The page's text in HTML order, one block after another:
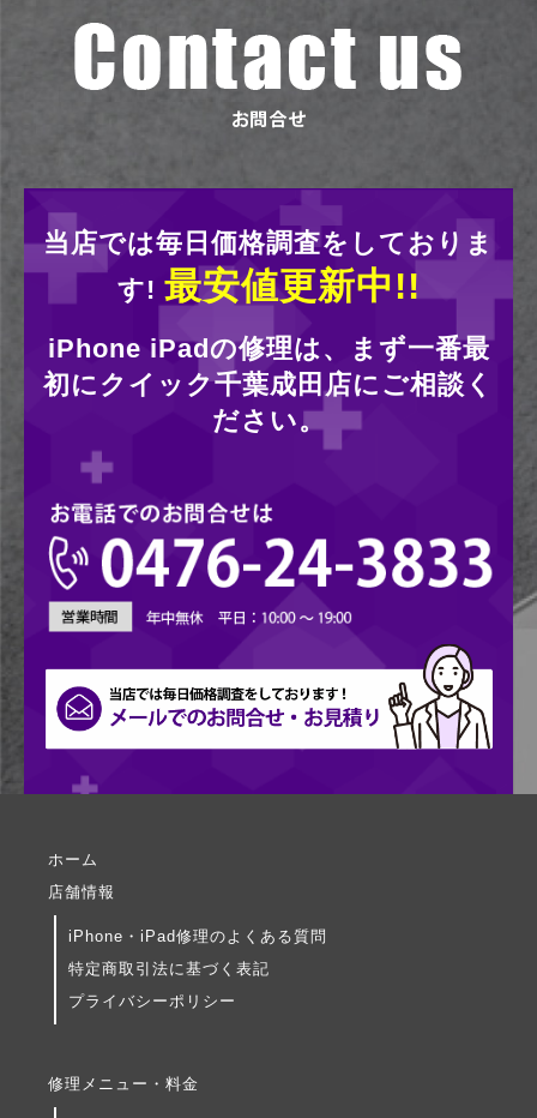
当店では毎日価格調査をしておりま
す! 最安値更新中!!
iPhone iPadの修理は、まず一番最
初にクイック千葉成田店にご相談く
ださい。
ホーム
店舗情報
iPhone・iPad修理のよくある質問
特定商取引法に基づく表記
プライバシーポリシー
修理メニュー・料金